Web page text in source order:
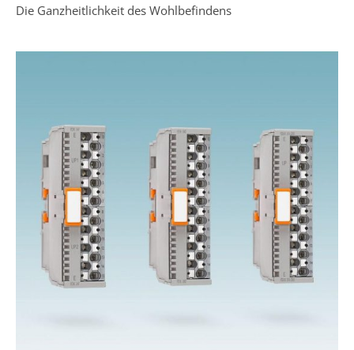
Die Ganzheitlichkeit des Wohlbefindens